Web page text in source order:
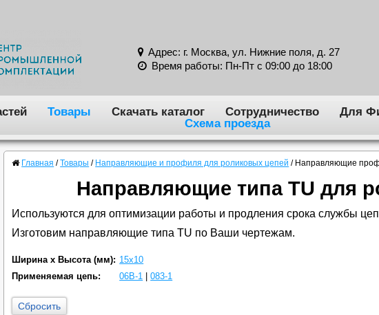
Адрес: г. Москва, ул. Нижние поля, д. 27
Время работы: Пн-Пт с 09:00 до 18:00
Товары Скачать каталог Сотрудничество Для
Схема проезда
Главная / Товары / Направляющие и профиля для роликовых цепей / Направляющие
Направляющие типа TU для
Используются для оптимизации работы и продления срока службы
Изготовим направляющие типа TU по Ваши чертежам.
Ширина x Высота (мм): 15x10
Применяемая цепь:
06B-1 |083-1
Сбросить